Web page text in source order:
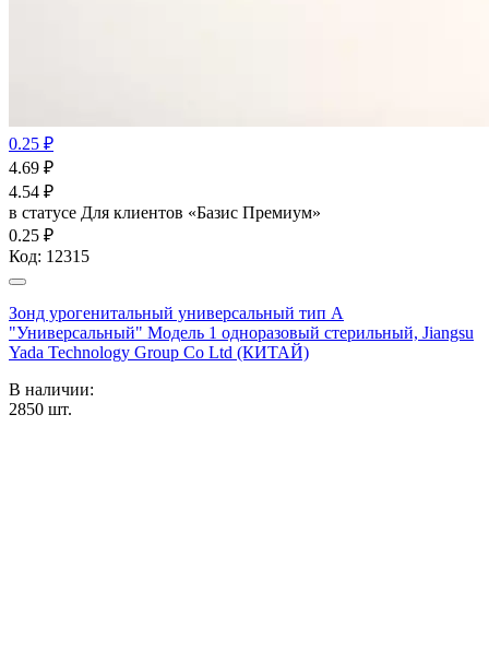
0.25 ₽
4.69 ₽
4.54 ₽
в статусе Для клиентов «Базис Премиум»
0.25 ₽
Код: 12315
Зонд урогенитальный универсальный тип А
"Универсальный" Модель 1 одноразовый стерильный, Jiangsu
Yada Technology Group Co Ltd (КИТАЙ)
В наличии:
2850 шт.